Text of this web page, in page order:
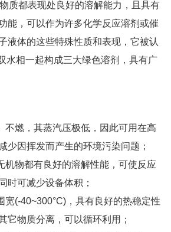
质都表现处良好的溶解能力，且具有
能，可以作为许多化学反应溶剂或催
液体的这些特殊性质和表现，它被认
水相一起构成三大绿色溶剂，具有广
不燃，其蒸汽压极低，因此可用在高
少因挥发而产生的环境污染问题；
机物都有良好的溶解性能，可使反应
时可减少设备体积；
宽(-40~300°C)，具有良好的热稳定性
它物质分离，可以循环利用；